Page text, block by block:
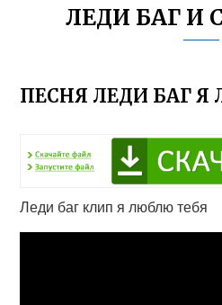
ЛЕДИ БАГ И
ПЕСНЯ ЛЕДИ БАГ
Леди баг клип я люблю тебя